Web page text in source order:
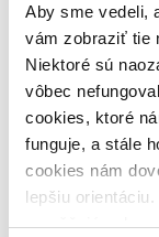
Aby sme vedeli,
vám zobraziť tie
Niektoré sú
vôbec
cookies, ktoré
funguje, a stále
cookies nám
lepšiu
umožňujú